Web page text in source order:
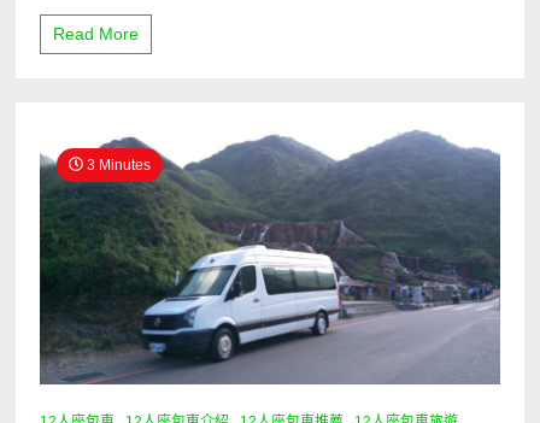
Read More
3 Minutes